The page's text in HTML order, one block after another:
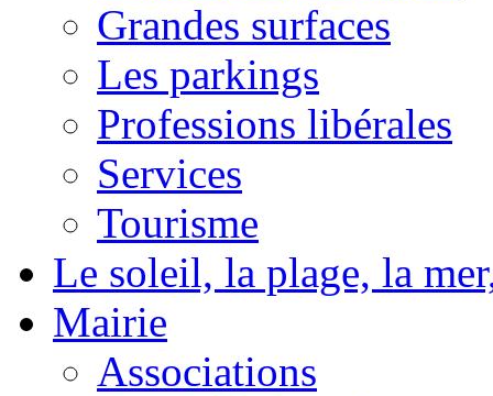
Grandes surfaces
Les parkings
Professions libérales
Services
Tourisme
Le soleil, la plage, la
Mairie
Associations